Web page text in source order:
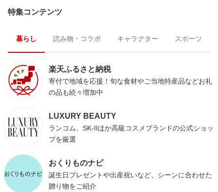
特集コンテンツ
暮らし 読み物・コラボ キャラクター スポーツ
楽天ふるさと納税
寄付で地域を応援！旬な食材やご当地特産品などお礼
の品も続々増加中
LUXURY BEAUTY
ランコム、SK-IIほか高級コスメブランドの公式ショッ
プを厳選
おくりものナビ
誕生日プレゼントや出産祝いなど、シーンに合わせた
贈り物をご紹介